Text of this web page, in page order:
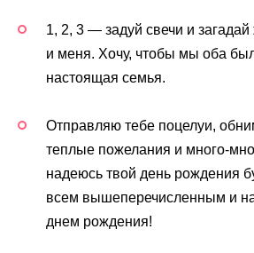
1, 2, 3 — задуй свечи и
и меня. Хочу, чтобы мы оба
настоящая семья.
Отправляю тебе поцелуи,
теплые пожелания и много-
надеюсь твой день рождения
всем вышеперечисленным и
днем рождения!